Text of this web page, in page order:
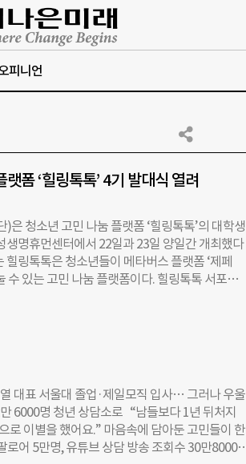
피니언
폼 ‘힐링톡톡’ 4기 발대식 열려
청소년 고민 나눔 플랫폼 ‘힐링톡톡’의 대학생
생명휴먼센터에서 22일과 23일 양일간 개최했다
링톡톡은 청소년들이 메타버스 플랫폼 ‘제페
있는 고민 나눔 플랫폼이다. 힐링톡톡 서포터즈
다양한 활동을 펼쳤다. 오는 9월부터 활동 예정
월간 청소년 정서 지원 및 멘토링 등 마음건강 지
터즈 3기와 4기를 연임하는 임다솜 멘토는 “청
위로를 얻을 수 있는 공간에서 작게나마 힘이 되
기쁨을 느꼈다”며 “앞으로도 서포터즈 활동을 통
의 힐링을 선사하고 싶다”고 활동 소감과 포부를
토링 우수사례 발표와 우수 서포터즈 시상 등이
대표 서울대 졸업·제일모직 입사… 그러나 우울
6000명 청년 상담소로 “남들보다 1년 뒤처지
로 이별을 했어요.” 마음속에 담아둔 고민들이 한
로어 5만명, 유튜브 상담 방송 조회수 30만8000